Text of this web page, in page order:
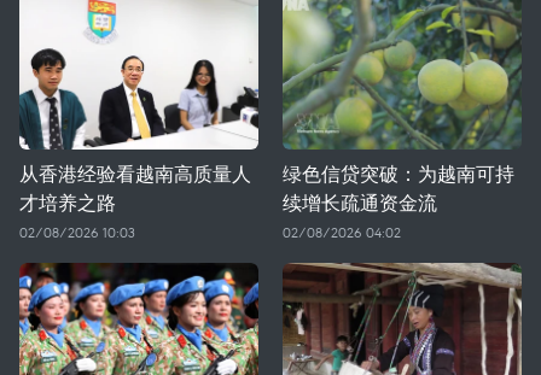
从香港经验看越南高质量人
才培养之路
02/08/2026 10:03
绿色信贷突破：为越南可持
续增长疏通资金流
02/08/2026 04:02